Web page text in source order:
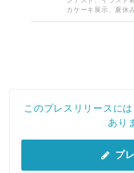
カケーキ展示、夏休
このプレスリリースに
あり
プ
English